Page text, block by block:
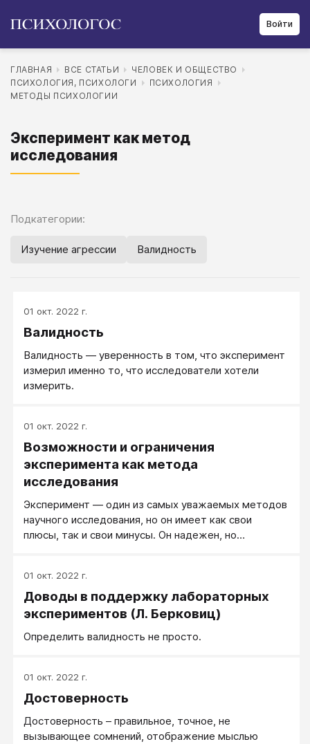
Войти
ГЛАВНАЯ ВСЕ СТАТЬИ
ЧЕЛОВЕК И ОБЩЕСТВО
ПСИХОЛОГИЯ, ПСИХОЛОГИ
ПСИХОЛОГИЯ
МЕТОДЫ ПСИХОЛОГИИ
Эксперимент как метод
исследования
Подкатегории:
Изучение агрессии Валидность
01 окт. 2022 г.
Валидность
Валидность — уверенность в том, что эксперимент
измерил именно то, что исследователи хотели
измерить.
01 окт. 2022 г.
Возможности и ограничения
эксперимента как метода
исследования
Эксперимент — один из самых уважаемых методов
научного исследования, но он имеет как свои
плюсы, так и свои минусы. Он надежен, но
01 окт. 2022 г.
Доводы в поддержку лабораторных
экспериментов (Л. Берковиц)
Определить валидность не просто.
01 окт. 2022 г.
Достоверность
Достоверность – правильное, точное, не
вызывающее сомнений, отображение мыслью